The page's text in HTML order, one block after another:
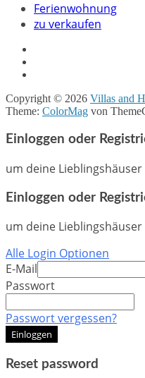
Ferienwohnung
zu verkaufen
Copyright © 2026 Villas and
Theme: ColorMag von
Einloggen oder
um deine
Einloggen oder
um deine
Alle Login Optionen
E-Mail
Passwort
Passwort vergessen?
Einloggen
Reset password